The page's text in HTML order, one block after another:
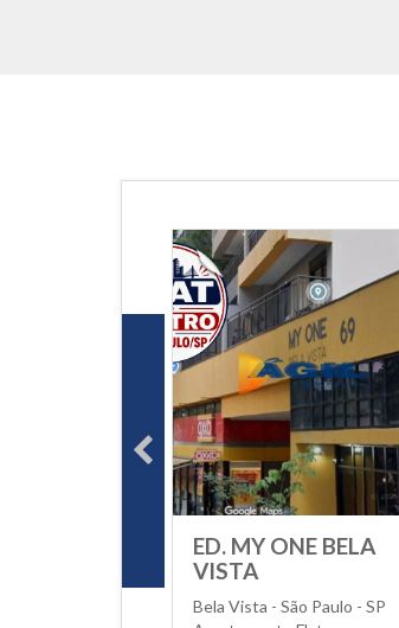
ED. MY ONE BELA
VISTA
Bela Vista - São Paulo - SP